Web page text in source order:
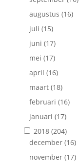
augustus (16)
juli (15)
juni (17)
mei (17)
april (16)
maart(18)
februari (16)
januari (17)
2018(204)
december(16)
november(17)